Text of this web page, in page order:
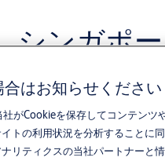
シンガポー
はお知らせください
がCookieを保存してコンテンツ
トの利用状況を分析することに
リティクスの当社パートナーと